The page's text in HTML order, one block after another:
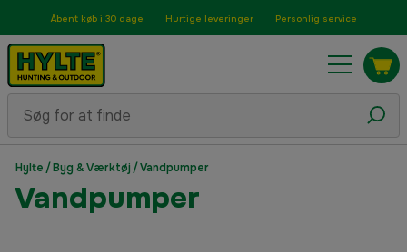
Åbent køb i 30 dage Hurtige leveringer Personlig service
Hylte /Byg & Værktøj /Vandpumper
Vandpumper